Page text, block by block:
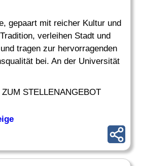
gepaart mit reicher Kultur und
verleihen Stadt und
tragen zur hervorragenden
bei. An der Universität
STELLENANGEBOT